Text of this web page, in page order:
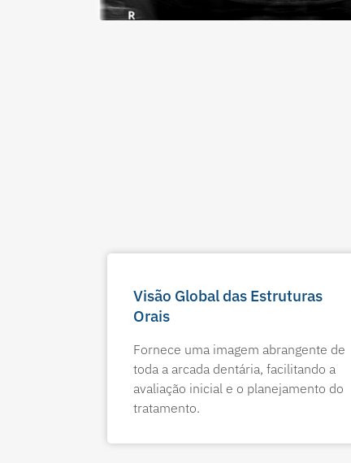
Visão Global das Estruturas
Orais
Fornece uma imagem abrangente de
toda a arcada dentária, facilitando a
avaliação inicial e o planejamento do
tratamento.